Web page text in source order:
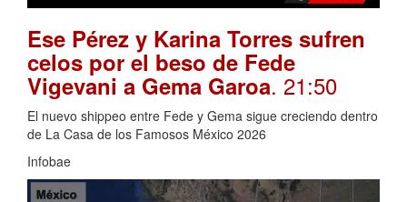
Ese Pérez y Karina Torres sufren
celos por el beso de Fede
Vigevani a Gema Garoa. 21:50
El nuevo shippeo entre Fede y Gema sigue creciendo dentro
de La Casa de los Famosos México 2026
Infobae